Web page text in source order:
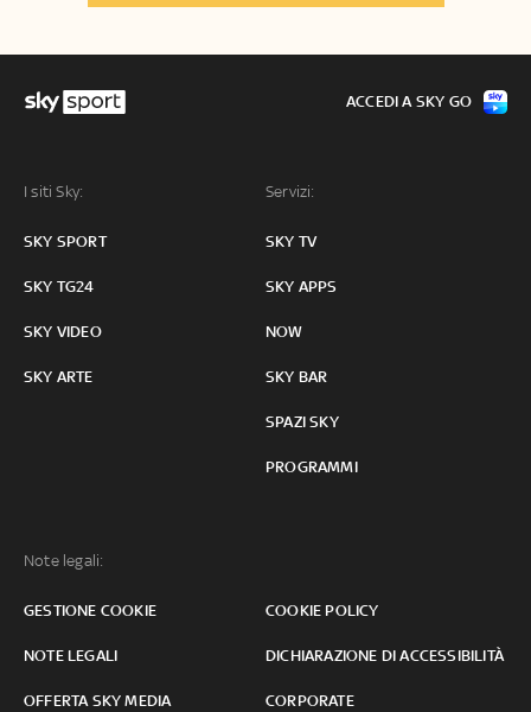
I siti Sky:
SKY SPORT
SKY TG24
SKY VIDEO
SKY ARTE
Servizi:
SKY TV
SKY APPS
NOW
SKY BAR
SPAZI SKY
PROGRAMMI
Note legali:
GESTIONE COOKIE COOKIE POLICY
NOTE LEGALI DICHIARAZIONE DI ACCESSIBILITÀ
OFFERTA SKY MEDIA CORPORATE
ACCEDI A SKY GO